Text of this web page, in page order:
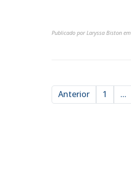
Publicado por Laryssa Biston em
Anterior 1 ...